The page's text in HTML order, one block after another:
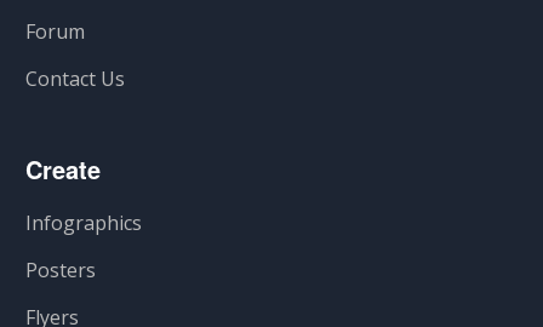
Forum
Contact Us
Create
Infographics
Posters
Flyers